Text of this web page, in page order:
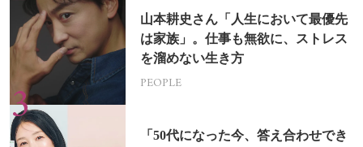
山本耕史さん「人生において最優先
は家族」。仕事も無欲に、ストレス
を溜めない生き方
PEOPLE
「50代になった今、答え合わせでき